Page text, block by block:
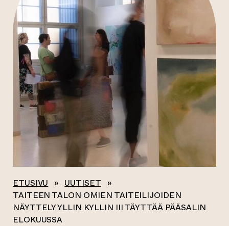
ETUSIVU » UUTISET »
TAITEEN TALON OMIEN TAITEILIJOIDEN
NÄYTTELY YLLIN KYLLIN III TÄYTTÄÄ PÄÄSALIN
ELOKUUSSA